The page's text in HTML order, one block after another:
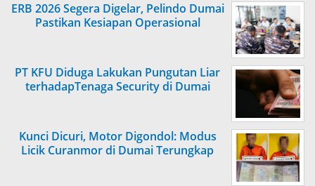
ERB 2026 Segera Digelar, Pelindo Dumai
Pastikan Kesiapan Operasional
PT KFU Diduga Lakukan Pungutan Liar
terhadapTenaga Security di Dumai
Kunci Dicuri, Motor Digondol: Modus
Licik Curanmor di Dumai Terungkap